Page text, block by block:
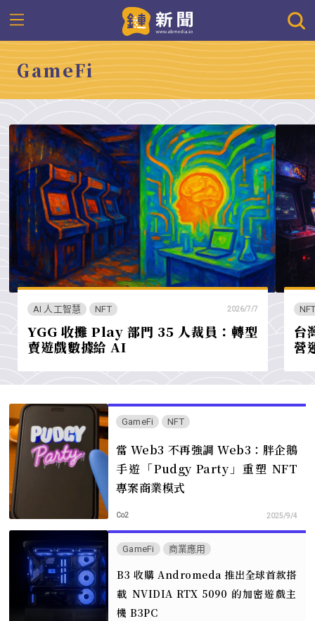
GameFi
AI 人工智慧 NFT 2026/7/7
YGG 收攤 Play 部門 35 人裁員：轉型
賣遊戲數據給 AI
台
營
GameFi NFT
當 Web3 不再強調 Web3：胖企鵝
手遊「Pudgy Party」重塑 NFT
專案商業模式
Co2 2025/9/4
GameFi 商業應用
B3 收購 Andromeda 推出全球首款搭
載 NVIDIA RTX 5090 的加密遊戲主
機 B3PC